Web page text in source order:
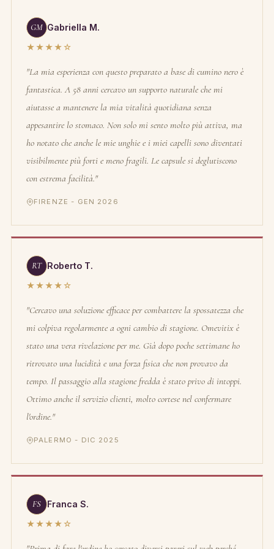
GM Gabriella M.
★★★★☆
"La mia esperienza con questo preparato a base di cumino nero è
fantastica. A 58 anni cercavo un supporto naturale che mi
aiutasse a mantenere la mia vitalità quotidiana senza
appesantire lo stomaco. Non solo mi sento molto più attiva, ma
ho notato che anche le mie unghie e i miei capelli sono diventati
visibilmente più forti e meno fragili. Le capsule si deglutiscono
con estrema facilità."
FIRENZE - GEN 2026
RT Roberto T.
★★★★☆
"Cercavo una soluzione efficace per combattere la spossatezza che
mi colpiva regolarmente a ogni cambio di stagione. Omevitix è
stato una vera rivelazione per me. Già dopo poche settimane ho
ritrovato una lucidità e una forza fisica che non provavo da
tempo. Il passaggio alla stagione fredda è stato privo di intoppi.
Ottimo anche il servizio clienti, molto cortese nel confermare
l'ordine."
PALERMO - DIC 2025
FS Franca S.
★★★★☆